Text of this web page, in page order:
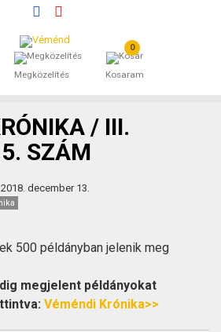
Megközelítés
0
Kosaram
FELTÉTELEK
VÉMÉND
/ III.
SZÁM
2018. december 13.
500 példányban jelenik meg
megjelent példányokat
Véméndi Krónika>>